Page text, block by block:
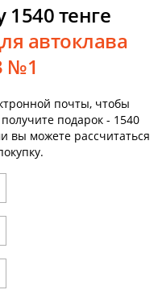
1540 тенге
автоклава
№1
почты, чтобы
подарок - 1540
вы можете рассчитаться